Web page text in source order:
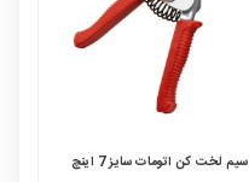
سیم لخت کن اتومات سایز 7 اینچ